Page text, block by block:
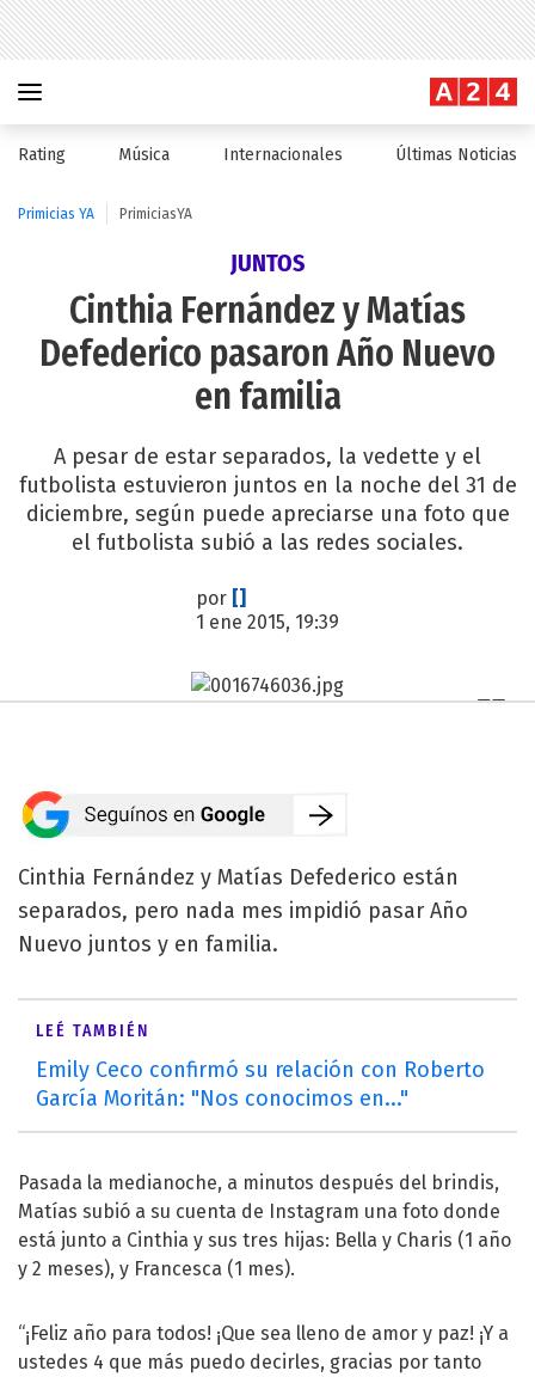
Rating Música Internacionales Últimas Noticias
Primicias YA PrimiciasYA
JUNTOS
Cinthia Fernández y Matías
Defederico pasaron Año Nuevo
en familia
A pesar de estar separados, la vedette y el
futbolista estuvieron juntos en la noche del 31 de
diciembre, según puede apreciarse una foto que
el futbolista subió a las redes sociales.
por []
1 ene 2015, 19:39
Cinthia Fernández y Matías Defederico están
separados, pero nada mes impidió pasar Año
Nuevo juntos y en familia.
LEÉ TAMBIÉN
Emily Ceco confirmó su relación con Roberto
García Moritán: "Nos conocimos en..."
Pasada la medianoche, a minutos después del brindis,
Matías subió a su cuenta de Instagram una foto donde
está junto a Cinthia y sus tres hijas: Bella y Charis (1 año
y 2 meses), y Francesca (1 mes).
“¡Feliz año para todos! ¡Que sea lleno de amor y paz! ¡Y a
ustedes 4 que más puedo decirles, gracias por tanto